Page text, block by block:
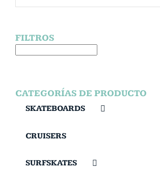
FILTROS
CATEGORÍAS DE PRODUCTO
SKATEBOARDS
CRUISERS
SURFSKATES